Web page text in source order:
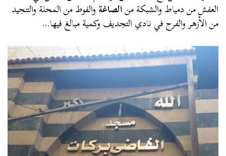
العفش من دمياط والشبكة منالصاغةوالفوط من المحلة والتنجيد
من الأزهر والفرح في نادي التجديف وكمية مبالغ فيها…